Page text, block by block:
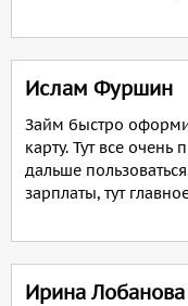
Ислам Фуршин
Займ быстро
карту. Тут все очень
дальше
зарплаты, тут
Ирина Лобанова